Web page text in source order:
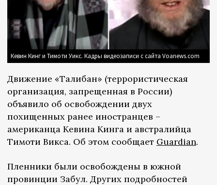
Кевин Кинг и Тимоти Уикс. Кадры видеозаписи с сайта Voanews.com
Движение «Талибан» (террористическая
организация, запрещенная в России)
объявило об освобождении двух
похищенных ранее иностранцев –
американца Кевина Кинга и австралийца
Тимоти Викса. Об этом сообщает Guardian.
Пленники были освобождены в южной
провинции Забул. Других подробностей